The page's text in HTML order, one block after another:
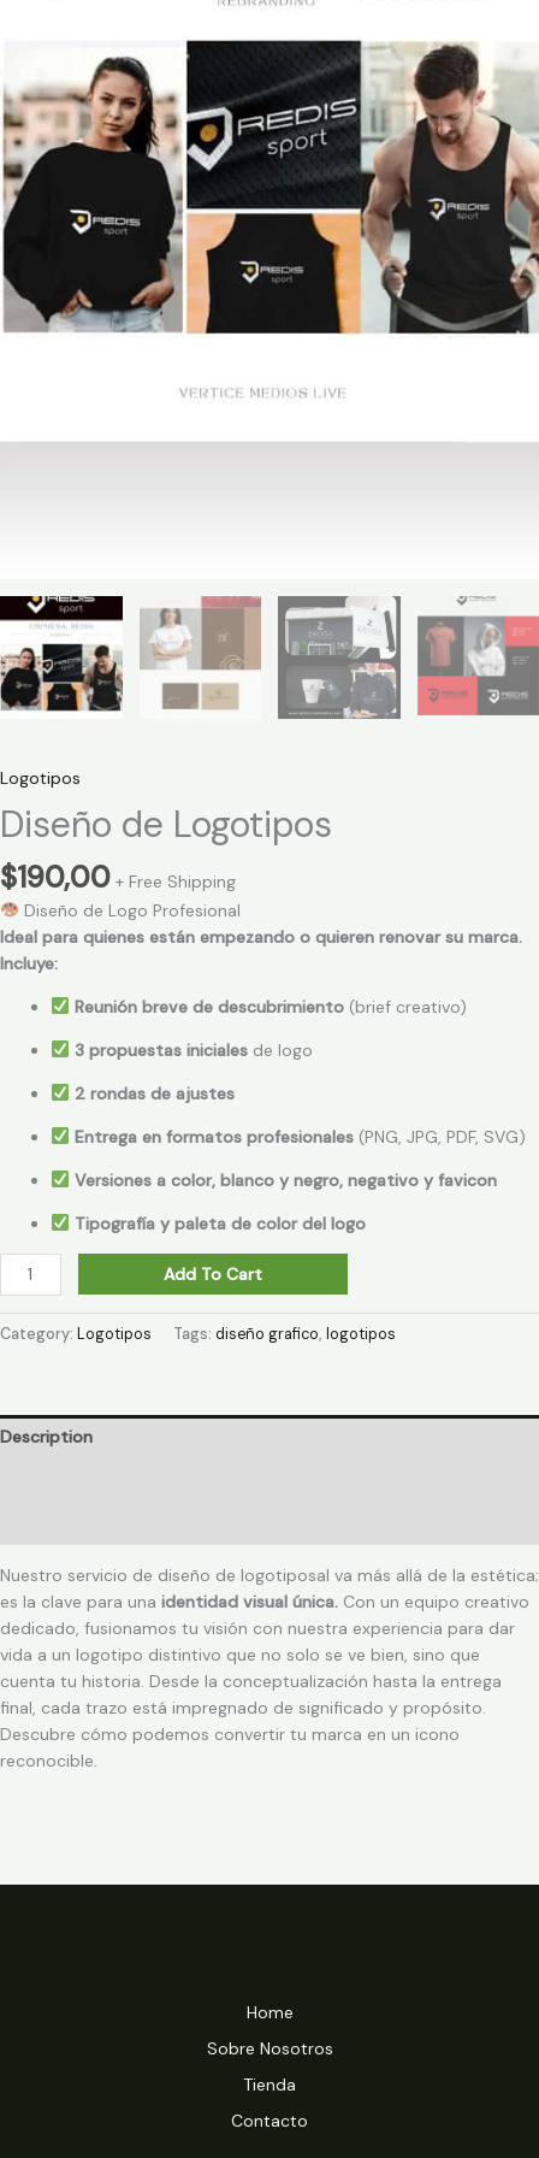
Logotipos
Diseño de Logotipos
$190,00 + Free Shipping
Diseño de Logo Profesional
Ideal para quienes están empezando o quieren renovar su marca.
Incluye:
Reunión breve de descubrimiento(brief creativo)
3 propuestas inicialesde logo
2 rondas de ajustes
Entrega en formatos profesionales(PNG, JPG, PDF, SVG)
Versiones a color, blanco y negro, negativo y favicon
Tipografía y paleta de color del logo
Add To Cart
Category: Logotipos Tags: diseño grafico, logotipos
Description
Nuestro servicio de diseño de logotiposal va más allá de la estética;
es la clave para una identidad visual única. Con un equipo creativo
dedicado, fusionamos tu visión con nuestra experiencia para dar
vida a un logotipo distintivo que no solo se ve bien, sino que
cuenta tu historia. Desde la conceptualización hasta la entrega
final, cada trazo está impregnado de significado y propósito.
Descubre cómo podemos convertir tu marca en un icono
reconocible.
Home
Sobre Nosotros
Tienda
Contacto